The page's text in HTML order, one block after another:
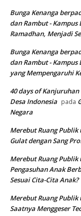
Bunga Kenanga
dan Rambut - Kampus
Ramadhan, Menjadi
Bunga Kenanga
dan Rambut - Kampus
yang Mempengaruhi
40 days of
Desa Indonesia pada
Negara
Merebut Ruang Publik
Gulat dengan Sang
Merebut Ruang Publik
Pengasuhan Anak
Sesuai Cita-Cita Anak?
Merebut Ruang Publik
Saatnya Menggeser